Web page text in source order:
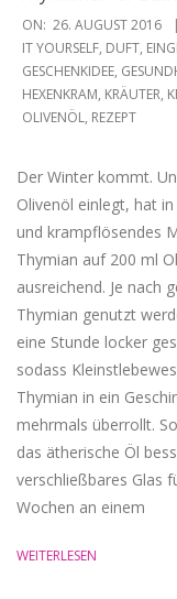
2016-
08-
26
ON: 26. AUGUST 2016
IT YOURSELF, DUFT,
GESCHENKIDEE,
HEXENKRAM, KRÄUTER,
OLIVENÖL, REZEPT
Der Winter kommt.
Olivenöl einlegt, hat
und krampflösendes
Thymian auf 200 ml
ausreichend. Je nach
Thymian genutzt
eine Stunde locker
sodass
Thymian in ein
mehrmals überrollt.
das ätherische Öl
verschließbares Glas
Wochen an einem
WEITERLESEN